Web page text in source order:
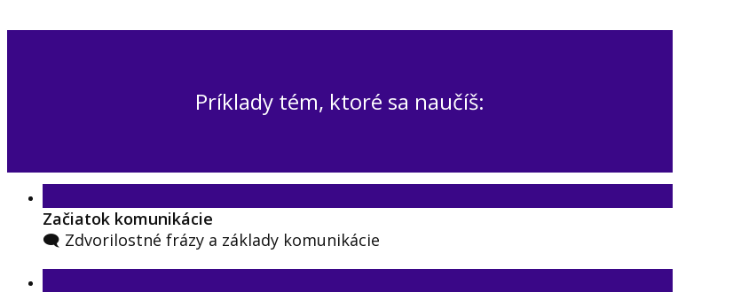
Príklady tém, ktoré sa naučíš:
Začiatok komunikácie
🗨️ Zdvorilostné frázy a základy komunikácie